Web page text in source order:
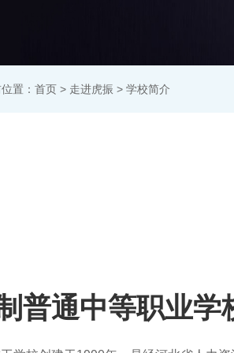
置： 首页 > 走进虎振 > 学校简介
普通中等职业学